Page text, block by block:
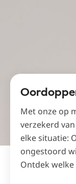
Met onze op
verzekerd
elke situatie:
ongestoord
Ontdek